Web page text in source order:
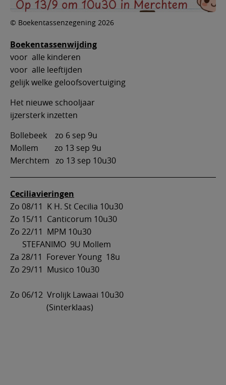
© Boekentassenzegening 2026
Boekentassenwijding
voor alle kinderen
voor alle leeftijden
gelijk welke geloofsovertuiging
Het nieuwe schooljaar
ijzersterk inzetten
Bollebeek zo 6 sep 9u
Mollem zo 13 sep 9u
Merchtem zo 13 sep 10u30
Ceciliavieringen
Zo 08/11 K H. St Cecilia 10u30
Zo 15/11 Canticorum 10u30
Zo 22/11 MPM 10u30
STEFANIMO 9U Mollem
Za 28/11 Forever Young 18u
Zo 29/11 Musico 10u30
Zo 06/12 Vrolijk Lawaai 10u30
(Sinterklaas)